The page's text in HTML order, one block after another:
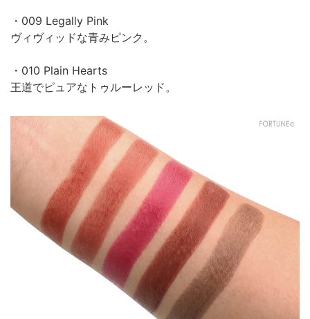
・009 Legally Pink
ヴィヴィッドな青みピンク。
・010 Plain Hearts
王道でピュアなトゥルーレッド。